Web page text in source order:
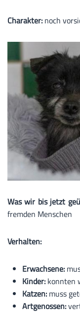
Charakter: noch
Was wir bis jetzt
fremden Menschen
Verhalten:
Erwachsene:
Kinder: konnten
Katzen: muss
Artgenossen: